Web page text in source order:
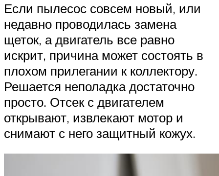
Если пылесос совсем новый, или
недавно проводилась замена
щеток, а двигатель все равно
искрит, причина может состоять в
плохом прилегании к коллектору.
Решается неполадка достаточно
просто. Отсек с двигателем
открывают, извлекают мотор и
снимают с него защитный кожух.